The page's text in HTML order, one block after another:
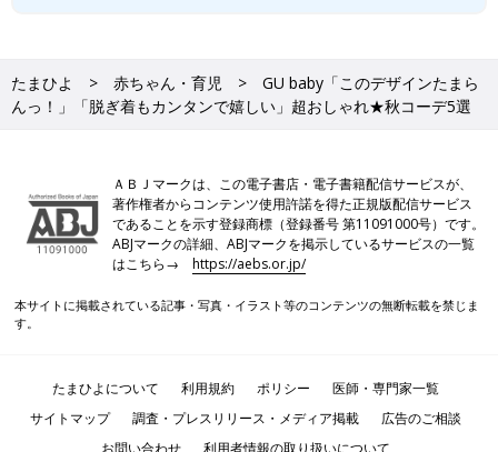
たまひよ 赤ちゃん・育児
GU baby「このデザインたまら
んっ！」「脱ぎ着もカンタンで嬉しい」超おしゃれ★秋コーデ5選
ＡＢＪマークは、この電子書店・電子書籍配信サービスが、
著作権者からコンテンツ使用許諾を得た正規版配信サービス
であることを示す登録商標（登録番号 第11091000号）です。
ABJマークの詳細、ABJマークを掲示しているサービスの一覧
はこちら→https://aebs.or.jp/
本サイトに掲載されている記事・写真・イラスト等のコンテンツの無断転載を禁じま
す。
たまひよについて 利用規約 ポリシー
医師・専門家一覧
サイトマップ
調査・プレスリリース・メディア掲載
広告のご相談